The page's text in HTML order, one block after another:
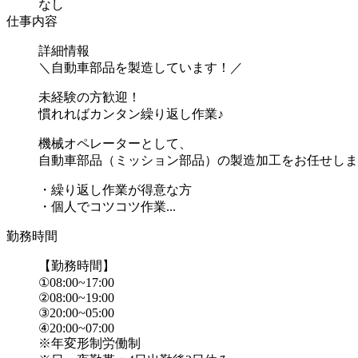
なし
仕事内容
詳細情報
＼自動車部品を製造しています！／
未経験の方歓迎！
慣れればカンタン繰り返し作業♪
機械オペレーターとして、
自動車部品（ミッション部品）の製造加工をお任せし
・繰り返し作業が得意な方
・個人でコツコツ作業...
勤務時間
【勤務時間】
①08:00~17:00
②08:00~19:00
③20:00~05:00
④20:00~07:00
※年変形制労働制